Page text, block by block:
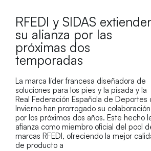
RFEDI y SIDAS
su alianza por las
próximas dos
temporadas
La marca líder francesa diseñadora de
soluciones para los pies y la pisada y la
Real Federación Española de Deportes
Invierno han prorrogado su colaboración
por los próximos dos años. Este hecho
afianza como miembro oficial del pool
marcas RFEDI, ofreciendo la mejor
de producto a